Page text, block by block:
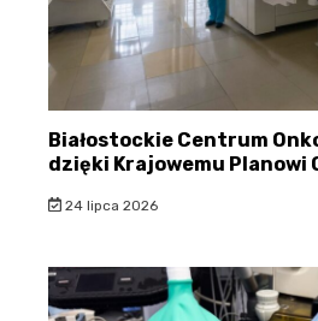
Białostockie Centrum
dzięki Krajowemu Planowi
24 lipca 2026